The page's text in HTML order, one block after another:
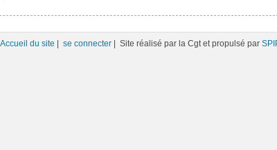
Accueil du site | se connecter | Site réalisé par la Cgt et propulsé par